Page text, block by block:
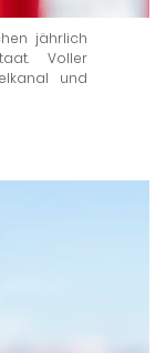
jährlich
Voller
und